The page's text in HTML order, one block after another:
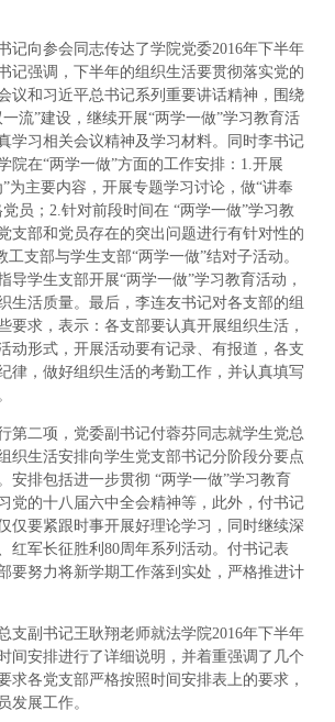
记向参会同志传达了学院党委2016年下半年
记强调，下半年的组织生活要贯彻落实党的
议和习近平总书记系列重要讲话精神，围绕
流”建设，继续开展“两学一做”学习教育活
学习相关会议精神及学习材料。同时李书记
院在“两学一做”方面的工作安排：1.开展
为主要内容，开展专题学习讨论，做“讲奉
员；2.针对前段时间在 “两学一做”学习教
支部和党员存在的突出问题进行有针对性的
工支部与学生支部“两学一做”结对子活动。
导学生支部开展“两学一做”学习教育活动，
生活质量。最后，李连友书记对各支部的组
要求，表示：各支部要认真开展组织生活，
动形式，开展活动要有记录、有报道，各支
律，做好组织生活的考勤工作，并认真填写
第二项，党委副书记付蓉芬同志就学生党总
织生活安排向学生党支部书记分阶段分要点
安排包括进一步贯彻 “两学一做”学习教育
党的十八届六中全会精神等，此外，付书记
仅要紧跟时事开展好理论学习，同时继续深
红军长征胜利80周年系列活动。付书记表
要努力将新学期工作落到实处，严格推进计
支副书记王耿翔老师就法学院2016年下半年
间安排进行了详细说明，并着重强调了几个
求各党支部严格按照时间安排表上的要求，
发展工作。